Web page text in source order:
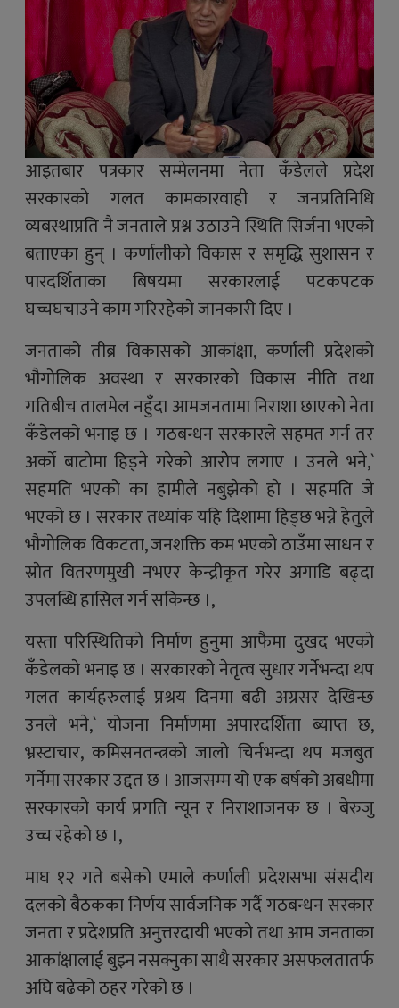
आइतबार पत्रकार सम्मेलनमा नेता कँडेलले प्रदेश
सरकारको गलत कामकारवाही र जनप्रतिनिधि
व्यबस्थाप्रति नै जनताले प्रश्न उठाउने स्थिति सिर्जना भएको
बताएका हुन् । कर्णालीकाे विकास र समृद्धि सुशासन र
पारदर्शिताका बिषयमा सरकारलाई पटकपटक
घच्चघचाउने काम गरिरहेकाे जानकारी दिए ।
जनताको तीब्र विकासको आकांक्षा, कर्णाली प्रदेशको
भौगोलिक अवस्था र सरकारको विकास नीति तथा
गतिबीच तालमेल नहुँदा आमजनतामा निराशा छाएको नेता
कँडेलकाे भनाइ छ । गठबन्धन सरकारले सहमत गर्न तर
अर्काे बाटाेमा हिड्ने गरेकाे आराेेप लगाए । उनले भने,`
सहमति भएको का हामीले नबुझेकाे हाे । सहमति जे
भएको छ । सरकार तथ्यांक यहि दिशामा हिड्छ भन्ने हेतुले
भाैगाेलिक विकटता, जनशक्ति कम भएको ठाउँमा साधन र
स्राेत वितरणमुखी नभएर केन्द्रीकृत गरेर अगाडि बढ्दा
उपलब्धि हासिल गर्न सकिन्छ ।,
यस्ता परिस्थितिकाे निर्माण हुनुमा आफैमा दुखद भएको
कँडेलकाे भनाइ छ । सरकारको नेतृत्व सुधार गर्नेभन्दा थप
गलत कार्यहरुलाई प्रश्रय दिनमा बढी अग्रसर देखिन्छ
उनले भने,` योजना निर्माणमा अपारदर्शिता ब्याप्त छ,
भ्रस्टाचार, कमिसनतन्त्रको जालो चिर्नभन्दा थप मजबुत
गर्नेमा सरकार उद्दत छ । आजसम्म यो एक बर्षको अबधीमा
सरकारको कार्य प्रगति न्यून र निराशाजनक छ । बेरुजु
उच्च रहेको छ ।,
माघ १२ गते बसेको एमाले कर्णाली प्रदेशसभा संसदीय
दलको बैठकका निर्णय सार्वजनिक गर्दै गठबन्धन सरकार
जनता र प्रदेशप्रति अनुत्तरदायी भएको तथा आम जनताका
आकांक्षालाई बुझ्न नसक्नुका साथै सरकार असफलतातर्फ
अघि बढेको ठहर गरेकाे छ ।